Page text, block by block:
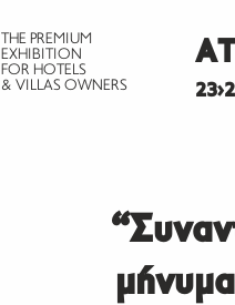
THE PREMIUM
EXHIBITION
FOR HOTELS
& VILLAS OWNERS